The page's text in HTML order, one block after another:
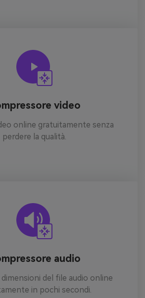
video
online gratuitamente senza
perdere la qualità.
audio
del file audio online
in pochi secondi.